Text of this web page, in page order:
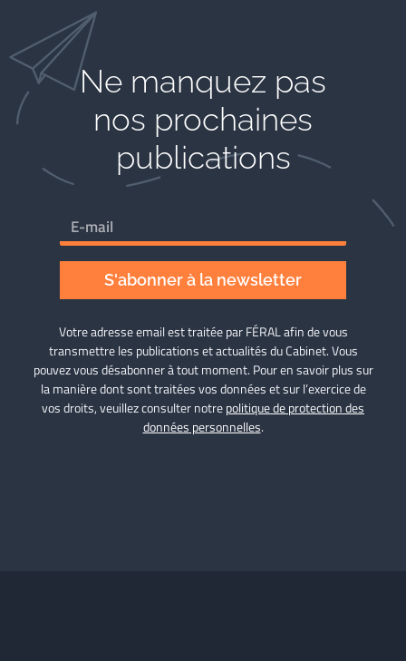
Ne manquez pas
nos prochaines
publications
S'abonner à la newsletter
Votre adresse email est traitée par FÉRAL afin de vous
transmettre les publications et actualités du Cabinet. Vous
pouvez vous désabonner à tout moment. Pour en savoir plus sur
la manière dont sont traitées vos données et sur l’exercice de
vos droits, veuillez consulter notrepolitique de protection des
données personnelles.